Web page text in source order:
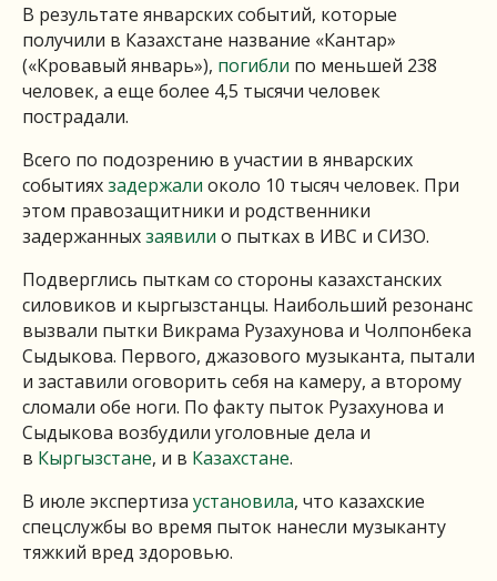
В результате январских событий, которые
получили в Казахстане название «Кантар»
(«Кровавый январь»), погибли по меньшей 238
человек, а еще более 4,5 тысячи человек
пострадали.
Всего по подозрению в участии в январских
событияхзадержали около 10 тысяч человек. При
этом правозащитники и родственники
задержанныхзаявили о пытках в ИВС и СИЗО.
Подверглись пыткам со стороны казахстанских
силовиков и кыргызстанцы. Наибольший резонанс
вызвали пытки Викрама Рузахунова и Чолпонбека
Сыдыкова. Первого, джазового музыканта, пытали
и заставили оговорить себя на камеру, а второму
сломали обе ноги. По факту пыток Рузахунова и
Сыдыкова возбудили уголовные дела и
в Кыргызстане, и в Казахстане.
В июле экспертиза установила, что казахские
спецслужбы во время пыток нанесли музыканту
тяжкий вред здоровью.